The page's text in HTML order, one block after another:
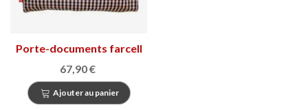
Porte-documents farcell
67,90 €
Ajouter au panier